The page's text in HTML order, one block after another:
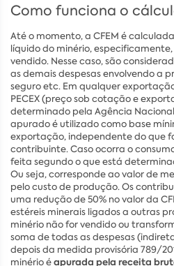
Como funciona o
Até o momento, a CFEM é
líquido do minério,
vendido. Nesse caso, são
as demais despesas envolvendo a
seguro etc. Em qualquer
PECEX (preço sob cotação e
determinado pela Agência
apurado é utilizado como base
exportação, independente do que
contribuinte. Caso ocorra o
feita segundo o que está
Ou seja, corresponde ao valor de
pelo custo de produção. Os
uma redução de 50% no valor da
estéreis minerais ligados a outras
minério não for vendido ou
soma de todas as despesas
depois da medida provisória 789/
minério éapurada pela receita